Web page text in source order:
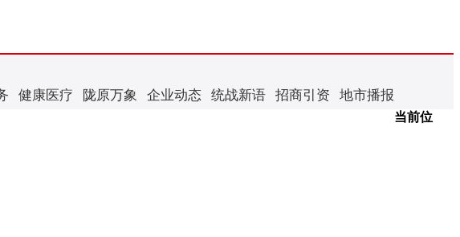
健康医疗 陇原万象 企业动态 统战新语 招商引资 地市播报
当前位